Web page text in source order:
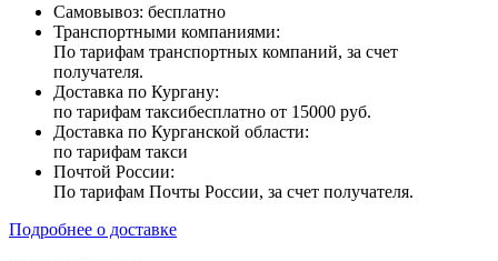
Самовывоз: бесплатно
Транспортными компаниями:
По тарифам транспортных компаний, за счет
получателя.
Доставка по Кургану:
по тарифам таксибесплатно от 15000 руб.
Доставка по Курганской области:
по тарифам такси
Почтой России:
По тарифам Почты России, за счет получателя.
Подробнее о доставке